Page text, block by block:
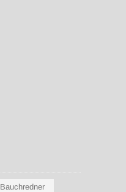
Bauchredner